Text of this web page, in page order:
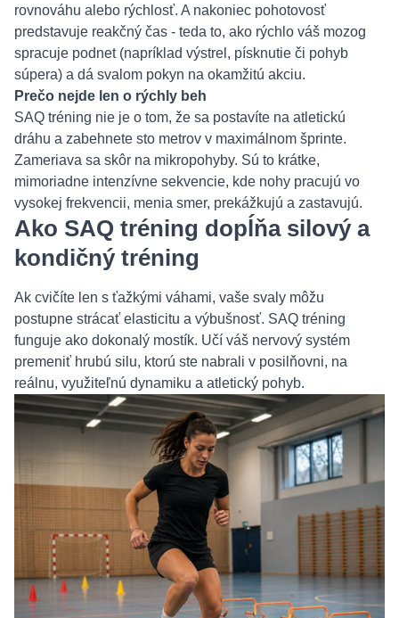
rovnováhu alebo rýchlosť. A nakoniec pohotovosť
predstavuje reakčný čas - teda to, ako rýchlo váš mozog
spracuje podnet (napríklad výstrel, písknutie či pohyb
súpera) a dá svalom pokyn na okamžitú akciu.
Prečo nejde len o rýchly beh
SAQ tréning nie je o tom, že sa postavíte na atletickú
dráhu a zabehnete sto metrov v maximálnom šprinte.
Zameriava sa skôr na mikropohyby. Sú to krátke,
mimoriadne intenzívne sekvencie, kde nohy pracujú vo
vysokej frekvencii, menia smer, prekážkujú a zastavujú.
Ako SAQ tréning dopĺňa silový a
kondičný tréning
Ak cvičíte len s ťažkými váhami, vaše svaly môžu
postupne strácať elasticitu a výbušnosť. SAQ tréning
funguje ako dokonalý mostík. Učí váš nervový systém
premeniť hrubú silu, ktorú ste nabrali v posilňovni, na
reálnu, využiteľnú dynamiku a atletický pohyb.